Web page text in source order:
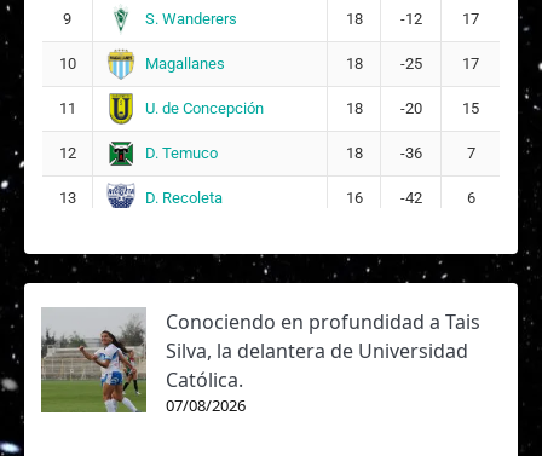
2026
Liga
Femenina,
Fase Regular,
2026
4
U. de
3 - 1
Liga
Femenina,
Fase Regular,
3
27/03/2026
Magallanes
Liga
Femenina,
Fase Regular,
2026
22/03/2026
U. de
Liga
Femenina,
Fase Regular,
1
9 S. Wanderers 18 -12 17
10 Magallanes 18 -25 17
11 U. de Concepción 18 -20 15
12 D. Temuco 18 -36 7
13 D. Recoleta 16 -42 6
Conociendo en profundidad a Tais
Silva, la delantera de Universidad
Católica.
07/08/2026